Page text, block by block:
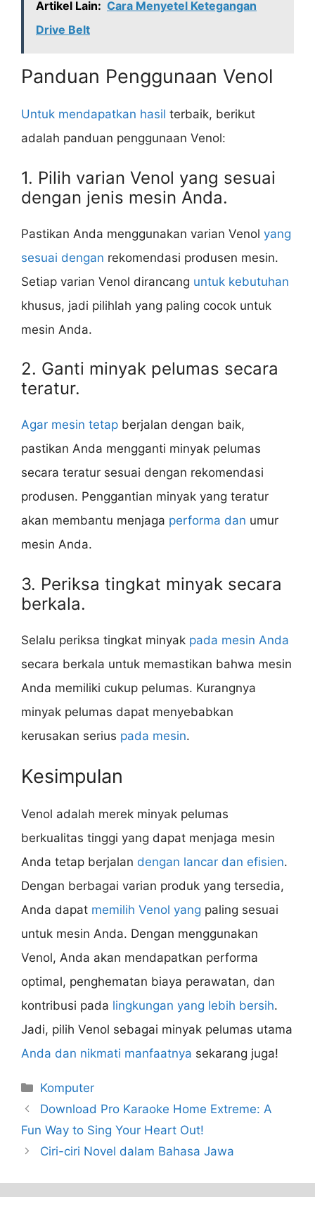
Artikel Lain: Cara Menyetel Ketegangan
Drive Belt
Panduan Penggunaan Venol
Untuk mendapatkan hasil terbaik, berikut
adalah panduan penggunaan Venol:
1. Pilih varian Venol yang sesuai
dengan jenis mesin Anda.
Pastikan Anda menggunakan varian Venol yang
sesuai dengan rekomendasi produsen mesin.
Setiap varian Venol dirancang untuk kebutuhan
khusus, jadi pilihlah yang paling cocok untuk
mesin Anda.
2. Ganti minyak pelumas secara
teratur.
Agar mesin tetap berjalan dengan baik,
pastikan Anda mengganti minyak pelumas
secara teratur sesuai dengan rekomendasi
produsen. Penggantian minyak yang teratur
akan membantu menjaga performa dan umur
mesin Anda.
3. Periksa tingkat minyak secara
berkala.
Selalu periksa tingkat minyak pada mesin Anda
secara berkala untuk memastikan bahwa mesin
Anda memiliki cukup pelumas. Kurangnya
minyak pelumas dapat menyebabkan
kerusakan serius pada mesin.
Kesimpulan
Venol adalah merek minyak pelumas
berkualitas tinggi yang dapat menjaga mesin
Anda tetap berjalan dengan lancar dan efisien.
Dengan berbagai varian produk yang tersedia,
Anda dapat memilih Venol yang paling sesuai
untuk mesin Anda. Dengan menggunakan
Venol, Anda akan mendapatkan performa
optimal, penghematan biaya perawatan, dan
kontribusi pada lingkungan yang lebih bersih.
Jadi, pilih Venol sebagai minyak pelumas utama
Anda dan nikmati manfaatnya sekarang juga!
Categories
Komputer
Download Pro Karaoke Home Extreme: A
Fun Way to Sing Your Heart Out!
Ciri-ciri Novel dalam Bahasa Jawa